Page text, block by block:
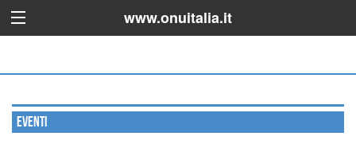
www.onuitalia.it
Eventi